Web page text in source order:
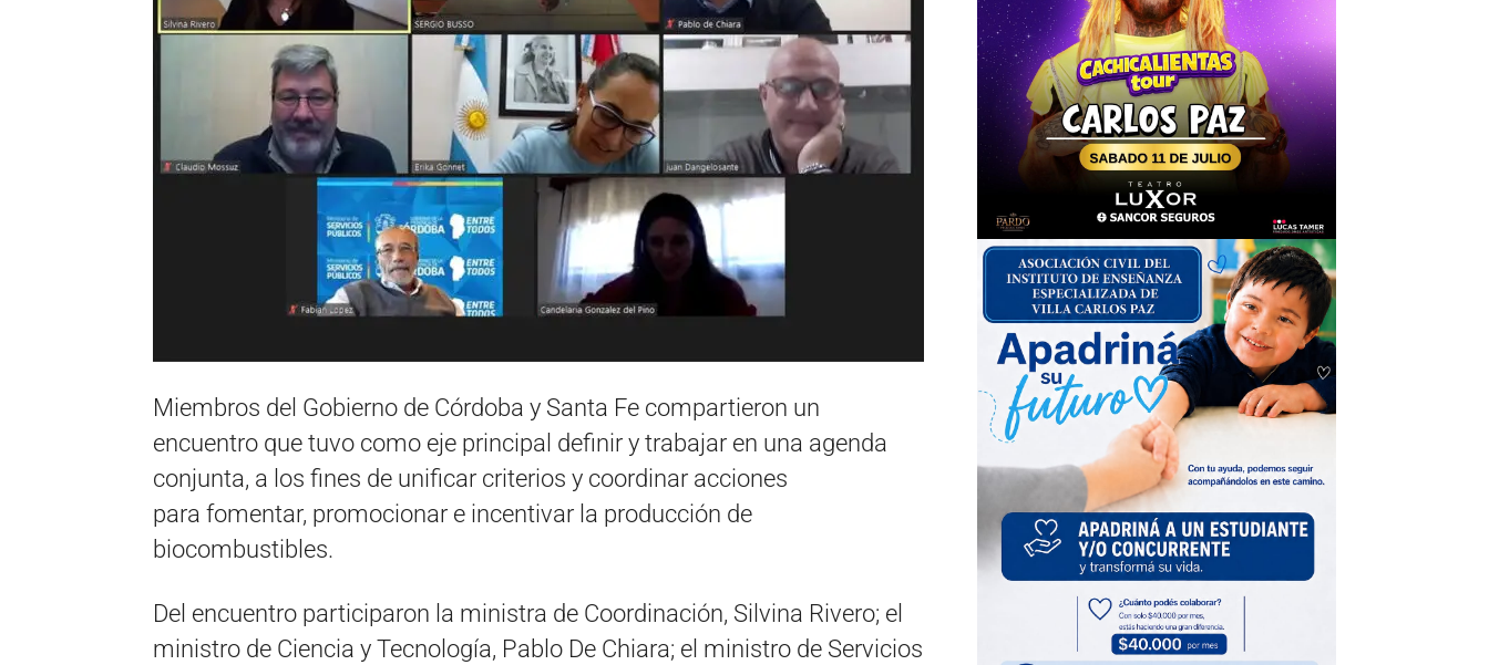
Miembros del Gobierno de Córdoba y Santa Fe compartieron un
encuentro que tuvo como eje principal definir y trabajar en una agenda
conjunta, a los fines de unificar criterios y coordinar acciones
para fomentar, promocionar e incentivar la producción de
biocombustibles.
Del encuentro participaron la ministra de Coordinación, Silvina Rivero; el
ministro de Ciencia y Tecnología, Pablo De Chiara; el ministro de Servicios